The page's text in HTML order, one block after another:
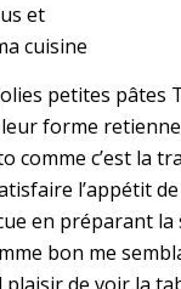
et
cuisine
petites pâtes
forme
comme c’est la
l’appétit
en préparant la
bon me